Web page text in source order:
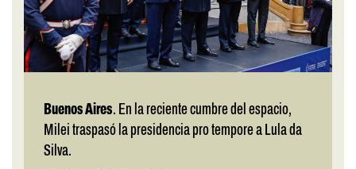
Buenos Aires. En la reciente cumbre del espacio,
Milei traspasó la presidencia pro tempore a Lula da
Silva.